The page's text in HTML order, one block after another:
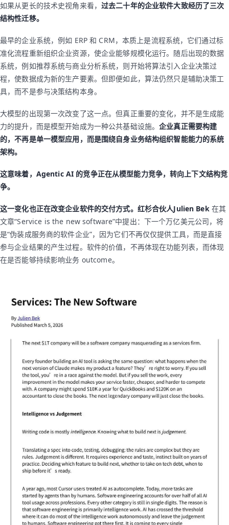
如果从更长的技术史视角来看， 过去二十年的企业软件大致经历了三次
结构性迁移。
最早的企业系统，例如 ERP 和 CRM，本质上是流程系统，它们通过标
准化流程重新组织企业资源，使企业能够规模化运行。随后出现的数据
系统，例如推荐系统与商业分析系统，则开始将算法引入企业决策过
程，使数据成为新的生产要素。但即便如此，算法仍然只是辅助决策工
具，而不是参与决策结构本身。
大模型的出现第一次改变了这一点。但真正重要的变化，并不是生成能
力的提升，而是模型开始成为一种公共基础设施。企业真正需要构建
的，不再是单一模型应用，而是围绕自身业务结构组织智能能力的系统
架构。
这意味着，Agentic AI 的竞争正在从模型能力竞争，转向上下文结构竞
争。
这一变化也正在改变企业软件的交付方式。红杉合伙人Julien Bek 在其
文章“Service is the new software”中提出：下一个万亿美元公司，将
是“伪装成服务商的软件企业”，因为它们不再仅仅提供工具，而是直接
参与企业结果的产生过程。软件的价值，不再体现在功能列表，而体现
在是否能够持续影响业务 outcome。